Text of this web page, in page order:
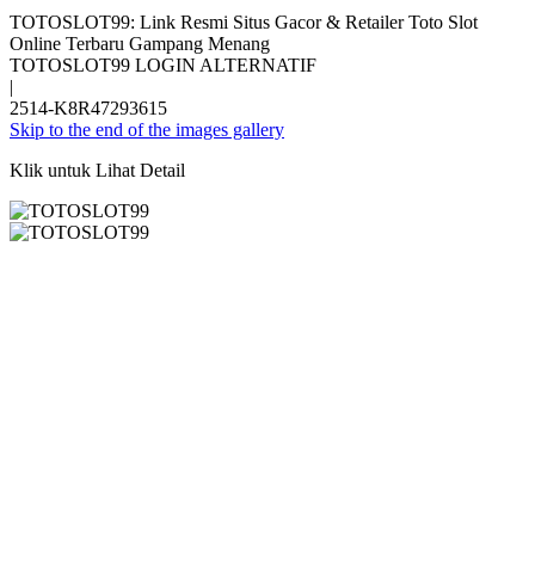
TOTOSLOT99: Link Resmi Situs Gacor & Retailer Toto Slot
Online Terbaru Gampang Menang
TOTOSLOT99 LOGIN ALTERNATIF
|
2514-K8R47293615
Skip to the end of the images gallery
Klik untuk Lihat Detail